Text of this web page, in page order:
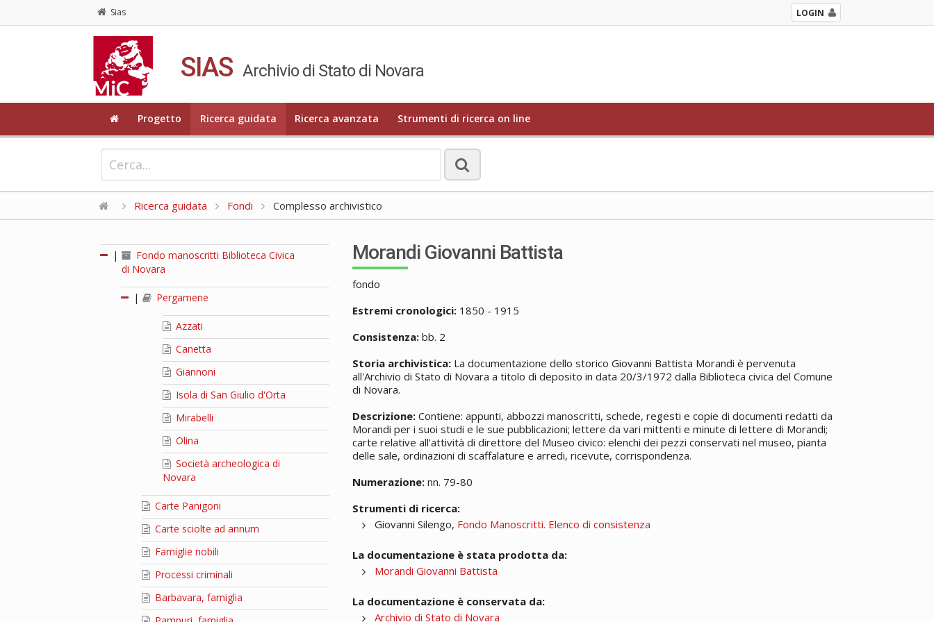
Sias LOGIN
SIAS Archivio di Stato di Novara
Progetto Ricerca guidata Ricerca avanzata Strumenti di ricerca on line
Ricerca guidata Fondi Complesso archivistico
|
Fondo manoscritti Biblioteca Civica
di Novara
| Pergamene
Azzati
Canetta
Giannoni
Isola di San Giulio d'Orta
Mirabelli
Olina
Società archeologica di
Novara
Carte Panigoni
Carte sciolte ad annum
Famiglie nobili
Processi criminali
Barbavara, famiglia
Morandi Giovanni Battista
fondo
Estremi cronologici: 1850 - 1915
Consistenza: bb. 2
Storia archivistica: La documentazione dello storico Giovanni Battista Morandi è pervenuta
all'Archivio di Stato di Novara a titolo di deposito in data 20/3/1972 dalla Biblioteca civica del Comune
di Novara.
Descrizione: Contiene: appunti, abbozzi manoscritti, schede, regesti e copie di documenti redatti da
Morandi per i suoi studi e le sue pubblicazioni; lettere da vari mittenti e minute di lettere di Morandi;
carte relative all'attività di direttore del Museo civico: elenchi dei pezzi conservati nel museo, pianta
delle sale, ordinazioni di scaffalature e arredi, ricevute, corrispondenza.
Numerazione: nn. 79-80
Strumenti di ricerca:
Giovanni Silengo, Fondo Manoscritti. Elenco di consistenza
La documentazione è stata prodotta da:
Morandi Giovanni Battista
La documentazione è conservata da:
Archivio di Stato di Novara